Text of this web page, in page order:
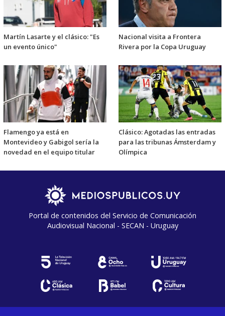
Martín Lasarte y el clásico: "Es
un evento único"
Nacional visita a Frontera
Rivera por la Copa Uruguay
Flamengo ya está en
Montevideo y Gabigol sería la
novedad en el equipo titular
Clásico: Agotadas las entradas
para las tribunas Ámsterdam y
Olímpica
Portal de contenidos del Servicio de Comunicación
Audiovisual Nacional - SECAN - Uruguay